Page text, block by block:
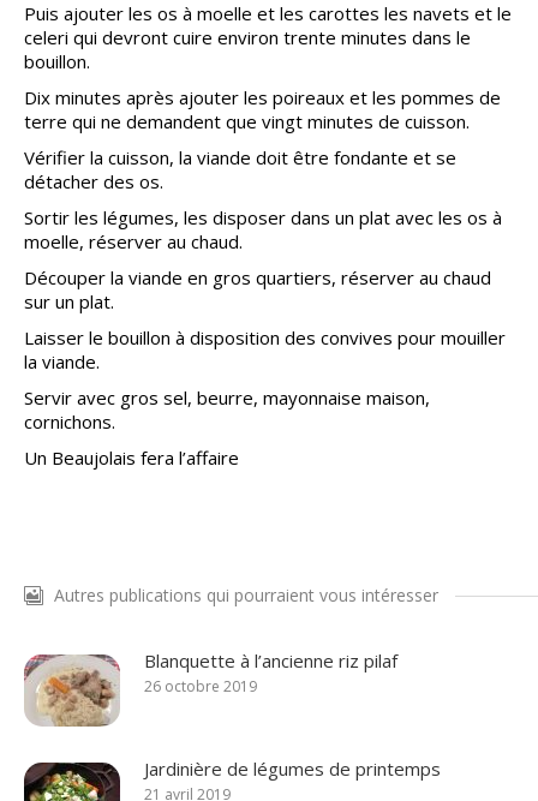
Puis ajouter les os à moelle et les carottes les navets et le
celeri qui devront cuire environ trente minutes dans le
bouillon.
Dix minutes après ajouter les poireaux et les pommes de
terre qui ne demandent que vingt minutes de cuisson.
Vérifier la cuisson, la viande doit être fondante et se
détacher des os.
Sortir les légumes, les disposer dans un plat avec les os à
moelle, réserver au chaud.
Découper la viande en gros quartiers, réserver au chaud
sur un plat.
Laisser le bouillon à disposition des convives pour mouiller
la viande.
Servir avec gros sel, beurre, mayonnaise maison,
cornichons.
Un Beaujolais fera l’affaire
Autres publications qui pourraient vous intéresser
Blanquette à l’ancienne riz pilaf
26 octobre 2019
Jardinière de légumes de printemps
21 avril 2019